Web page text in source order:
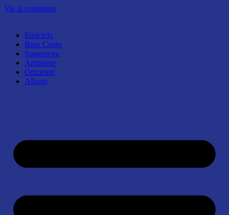
Vai al contenuto
Emiciclo
Base Cento
Supernova
Ambiente
Orizzonti
Album